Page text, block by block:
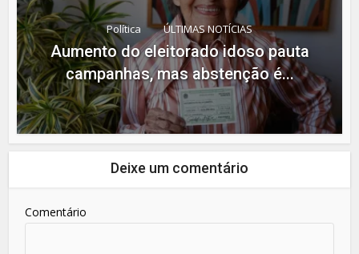
Política ÚLTIMAS NOTÍCIAS
Aumento do eleitorado idoso pauta
campanhas, mas abstenção é...
Deixe um comentário
Comentário